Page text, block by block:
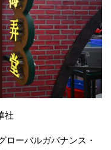
社
ローバルガバナンス・